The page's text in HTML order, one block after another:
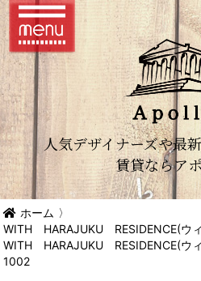
人気デザイナーズや最
賃貸ならア
ホーム 〉
WITH HARAJUKU RESIDENCE(ウ
WITH HARAJUKU RESIDENCE(ウ
1002